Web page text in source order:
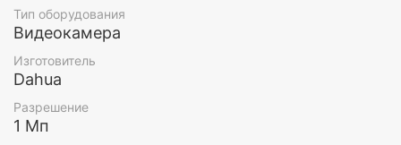
Тип оборудования
Видеокамера
Изготовитель
Dahua
Разрешение
1 Мп